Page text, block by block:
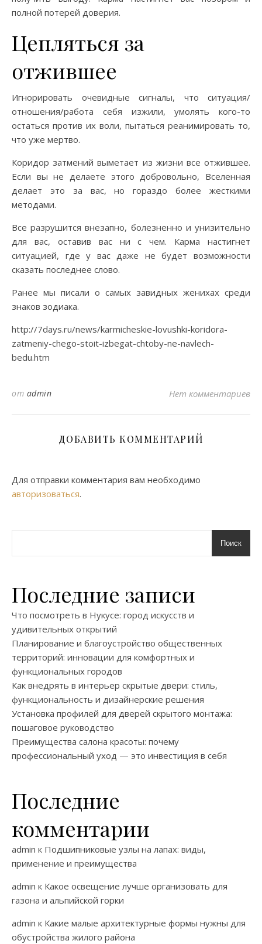
полной потерей доверия.
Цепляться за
отжившее
Игнорировать очевидные сигналы, что ситуация/
отношения/работа себя изжили, умолять кого-то
остаться против их воли, пытаться реанимировать то,
что уже мертво.
Коридор затмений выметает из жизни все отжившее.
Если вы не делаете этого добровольно, Вселенная
делает это за вас, но гораздо более жесткими
методами.
Все разрушится внезапно, болезненно и унизительно
для вас, оставив вас ни с чем. Карма настигнет
ситуацией, где у вас даже не будет возможности
сказать последнее слово.
Ранее мы писали о самых завидных женихах среди
знаков зодиака.
http://7days.ru/news/karmicheskie-lovushki-koridora-
zatmeniy-chego-stoit-izbegat-chtoby-ne-navlech-
bedu.htm
от admin Нет комментариев
ДОБАВИТЬ КОММЕНТАРИЙ
Для отправки комментария вам необходимо
авторизоваться.
Поиск
Последние записи
Что посмотреть в Нукусе: город искусств и
удивительных открытий
Планирование и благоустройство общественных
территорий: инновации для комфортных и
функциональных городов
Как внедрять в интерьер скрытые двери: стиль,
функциональность и дизайнерские решения
Установка профилей для дверей скрытого монтажа:
пошаговое руководство
Преимущества салона красоты: почему
профессиональный уход — это инвестиция в себя
Последние
комментарии
admin к Подшипниковые узлы на лапах: виды,
применение и преимущества
admin к Какое освещение лучше организовать для
газона и альпийской горки
admin к Какие малые архитектурные формы нужны для
обустройства жилого района